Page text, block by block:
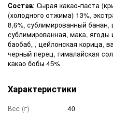
Состав: Сырая какао-паста
(холодного отжима) 13%,
8,6%, сублимированный банан,
сублимированная, мака, ягоды
баобаб, , цейлонская корица,
черный перец, гималайская
какао бобы 45%
Характеристики
Вес (г)
40